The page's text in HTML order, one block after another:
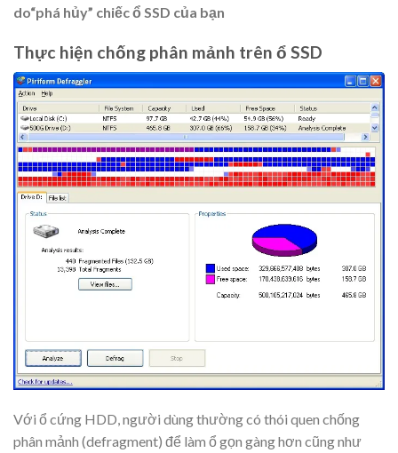
do“phá hủy” chiếc ổ SSD của bạn
Thực hiện chống phân mảnh trên ổ SSD
Với ổ cứng HDD, người dùng thường có thói quen chống
phân mảnh (defragment) để làm ổ gọn gàng hơn cũng như